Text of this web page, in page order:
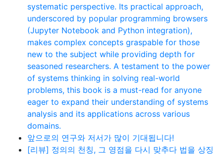
systematic perspective. Its practical approach,
underscored by popular programming browsers
(Jupyter Notebook and Python integration),
makes complex concepts graspable for those
new to the subject while providing depth for
seasoned researchers. A testament to the power
of systems thinking in solving real-world
problems, this book is a must-read for anyone
eager to expand their understanding of systems
analysis and its applications across various
domains.
앞으로의 연구와 저서가 많이 기대됩니다!
[리뷰] 정의의 천칭, 그 영점을 다시 맞추다 법을 상징